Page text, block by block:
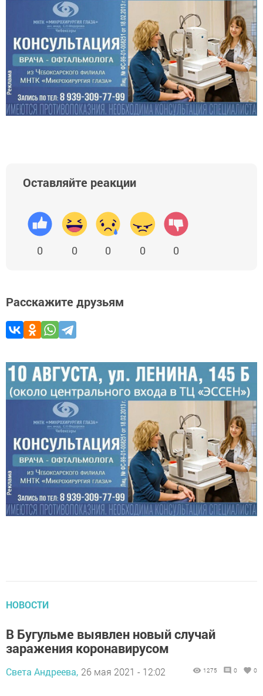
Оставляйте реакции
0 0 0 0 0
Расскажите друзьям
НОВОСТИ
В Бугульме выявлен новый случай
заражения коронавирусом
Света Андреева, 26 мая 2021 - 12:02 1275 0 0